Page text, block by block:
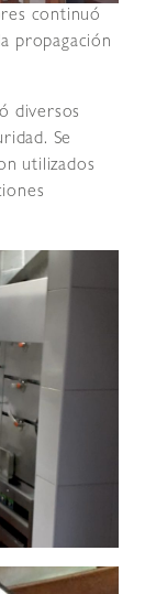
continuó
propagación
diversos
Se
utilizados